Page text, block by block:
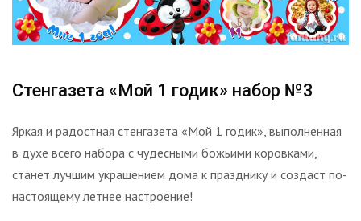
Стенгазета «Мой 1 годик» набор №3
Яркая и радостная стенгазета «Мой 1 годик», выполненная
в духе всего набора с чудесными божьими коровками,
станет лучшим украшением дома к празднику и создаст по-
настоящему летнее настроение!